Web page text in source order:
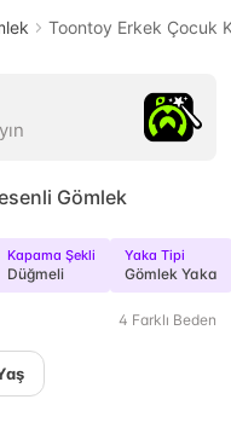
Toontoy Erkek Çocuk
Gömlek
Kapama Şekli
Düğmeli
Yaka Tipi
Gömlek Yaka
4 Farklı Beden